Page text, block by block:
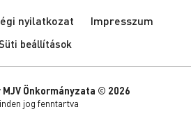
nyilatkozat
Impresszum
beállítások
Önkormányzata © 2026
jog fenntartva